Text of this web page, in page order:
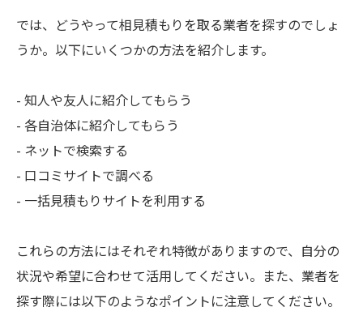
では、どうやって相見積もりを取る業者を探すのでしょ
うか。以下にいくつかの方法を紹介します。
- 知人や友人に紹介してもらう
- 各自治体に紹介してもらう
- ネットで検索する
- 口コミサイトで調べる
- 一括見積もりサイトを利用する
これらの方法にはそれぞれ特徴がありますので、自分の
状況や希望に合わせて活用してください。また、業者を
探す際には以下のようなポイントに注意してください。